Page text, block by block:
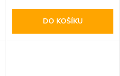
DO KOŠÍKU